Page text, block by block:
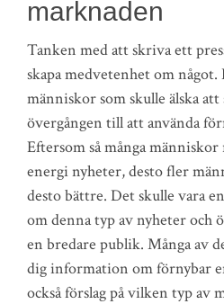
marknaden
Tanken med att skriva ett
skapa medvetenhet om
människor som skulle älska
övergången till att använda
Eftersom så många
energi nyheter, desto fler
desto bättre. Det skulle vara
om denna typ av nyheter och
en bredare publik. Många av
dig information om förnybar
också förslag på vilken typ av